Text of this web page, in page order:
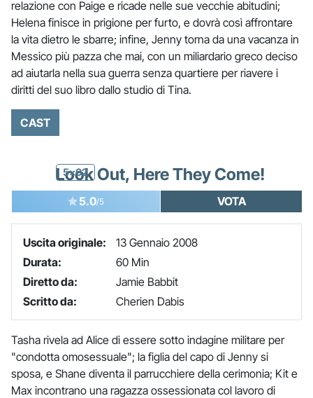
relazione con Paige e ricade nelle sue vecchie abitudini;
Helena finisce in prigione per furto, e dovrà così affrontare
la vita dietro le sbarre; infine, Jenny torna da una vacanza in
Messico più pazza che mai, con un miliardario greco deciso
ad aiutarla nella sua guerra senza quartiere per riavere i
diritti del suo libro dallo studio di Tina.
CAST
5x02
Look Out, Here They Come!
5.0/5 VOTA
Uscita originale:
13 Gennaio 2008
Durata:
60 Min
Diretto da:
Jamie Babbit
Scritto da:
Cherien Dabis
Tasha rivela ad Alice di essere sotto indagine militare per
"condotta omosessuale"; la figlia del capo di Jenny si
sposa, e Shane diventa il parrucchiere della cerimonia; Kit e
Max incontrano una ragazza ossessionata col lavoro di